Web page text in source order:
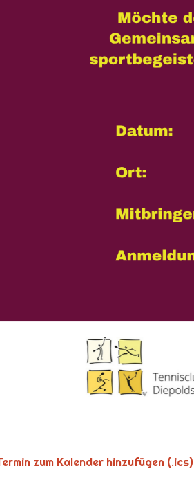
zum Kalender hinzufügen (.ics)